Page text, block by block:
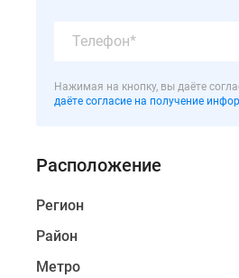
Лемминкяйнен
престижном
Московском
квартирах
удобные
Нажимая на кнопку, вы даёте
даёте согласие на получение
Расположение
Регион
Район
Метро